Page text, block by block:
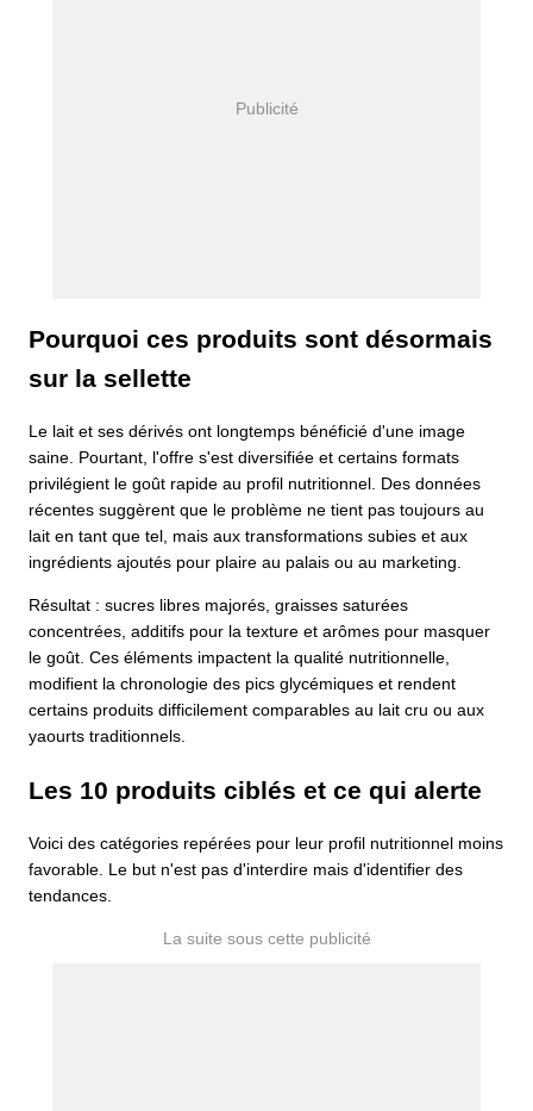
Pourquoi ces produits sont désormais
sur la sellette
Le lait et ses dérivés ont longtemps bénéficié d'une image
saine. Pourtant, l'offre s'est diversifiée et certains formats
privilégient le goût rapide au profil nutritionnel. Des données
récentes suggèrent que le problème ne tient pas toujours au
lait en tant que tel, mais aux transformations subies et aux
ingrédients ajoutés pour plaire au palais ou au marketing.
Résultat : sucres libres majorés, graisses saturées
concentrées, additifs pour la texture et arômes pour masquer
le goût. Ces éléments impactent la qualité nutritionnelle,
modifient la chronologie des pics glycémiques et rendent
certains produits difficilement comparables au lait cru ou aux
yaourts traditionnels.
Les 10 produits ciblés et ce qui alerte
Voici des catégories repérées pour leur profil nutritionnel moins
favorable. Le but n'est pas d'interdire mais d'identifier des
tendances.